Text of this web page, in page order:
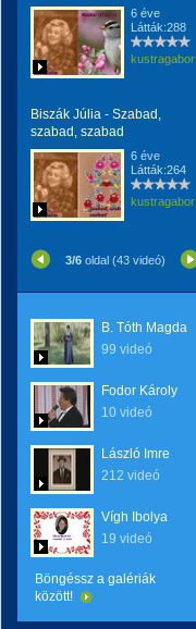
6 éve
Látták:288
kustragabor
Biszák Júlia - Szabad,
szabad, szabad
6 éve
Látták:264
kustragabor
3/6 oldal (43 videó)
B. Tóth Magda
99 videó
Fodor Károly
10 videó
László Imre
212 videó
Vígh Ibolya
19 videó
Böngéssz a galériák
között!